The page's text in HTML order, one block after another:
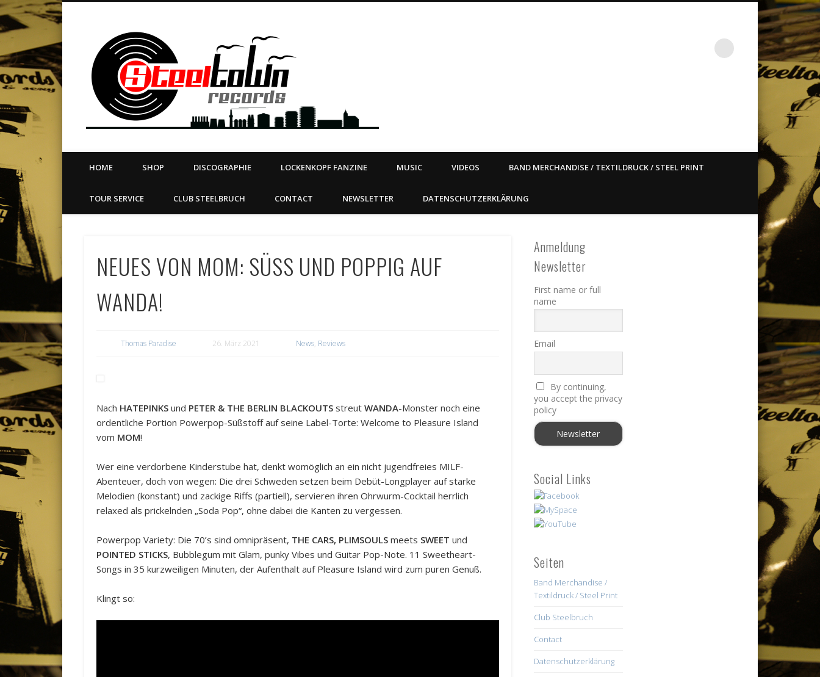
Steeltown Records – East ain`t dead so straight
LABEL | MERCH | PRINT | DIY | FANZINE | TOURSERVICE | BOOKING
VimeoDribble LinkedIn
HOME SHOP DISCOGRAPHIE LOCKENKOPF FANZINE MUSIC VIDEOS BAND MERCHANDISE / TEXTILDRUCK / STEEL PRINT
TOUR SERVICE CLUB STEELBRUCH CONTACT NEWSLETTER DATENSCHUTZERKLÄRUNG
NEUES VON MOM: SÜSS UND POPPIG AUF
WANDA!
Thomas Paradise 26. März 2021 News, Reviews
Nach HATEPINKS und PETER & THE BERLIN BLACKOUTS streutWANDA-Monster noch eine
ordentliche Portion Powerpop-Süßstoff auf seine Label-Torte: Welcome to Pleasure Island
vom MOM!
Wer eine verdorbene Kinderstube hat, denkt womöglich an ein nicht jugendfreies MILF-
Abenteuer, doch von wegen: Die drei Schweden setzen beim Debüt-Longplayer auf starke
Melodien (konstant) und zackige Riffs (partiell), servieren ihren Ohrwurm-Cocktail herrlich
relaxed als prickelnden „Soda Pop“, ohne dabei die Kanten zu vergessen.
Powerpop Variety: Die 70’s sind omnipräsent, THE CARS, PLIMSOULS meets SWEET und
POINTED STICKS, Bubblegum mit Glam, punky Vibes und Guitar Pop-Note. 11 Sweetheart-
Songs in 35 kurzweiligen Minuten, der Aufenthalt auf Pleasure Island wird zum puren Genuß.
Klingt so:
Anmeldung
Newsletter
First name or full
name
Email
By continuing,
you accept the privacy
policy
Social Links
Seiten
Band Merchandise /
Textildruck / Steel Print
Club Steelbruch
Contact
Datenschutzerklärung